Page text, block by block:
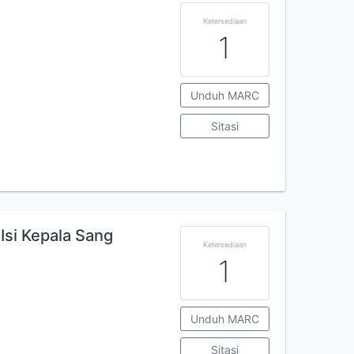
Ketersediaan
1
Unduh MARC
Sitasi
Kepala Sang Ketersediaan
1
Unduh MARC
Sitasi